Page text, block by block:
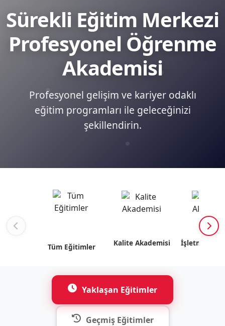
Sürekli Eğitim Merkezi
Profesyonel Öğrenme
Akademisi
Profesyonel gelişim ve kariyer odaklı
eğitim programları ile geleceğinizi
şekillendirin.
Tüm Eğitimler Kalite Akademisi İşletme
Yaklaşan Eğitimler
Geçmiş Eğitimler